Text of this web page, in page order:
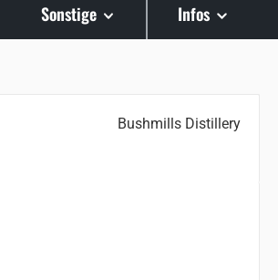
Sonstige Infos
Bushmills Distillery